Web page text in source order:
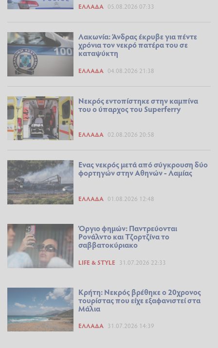
ΕΛΛΆΔΑ 05.08.2026 07:33
Λακωνία: Άνδρας έκρυβε για πέντε
χρόνια τον νεκρό πατέρα του σε
καταψύκτη
ΕΛΛΆΔΑ 04.08.2026 21:38
Νεκρός εντοπίστηκε στην καμπίνα
του ο ύπαρχος του Superferry
ΕΛΛΆΔΑ 02.08.2026 20:58
Ενας νεκρός μετά από σύγκρουση δύο
φορτηγών στην Αθηνών - Λαμίας
ΕΛΛΆΔΑ 01.08.2026 12:48
Όργιο φημών: Παντρεύονται
Ρονάλντο και Τζορτζίνα το
σαββατοκύριακο
LIFE & STYLE 31.07.2026 22:33
Κρήτη: Νεκρός βρέθηκε ο 20χρονος
τουρίστας που είχε εξαφανιστεί στα
Μάλια
ΕΛΛΆΔΑ 31.07.2026 14:39